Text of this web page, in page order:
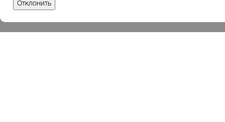
Отклонить